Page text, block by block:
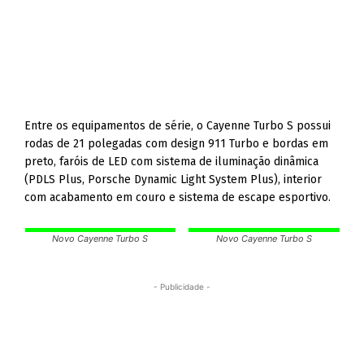
Entre os equipamentos de série, o Cayenne Turbo S possui
rodas de 21 polegadas com design 911 Turbo e bordas em
preto, faróis de LED com sistema de iluminação dinâmica
(PDLS Plus, Porsche Dynamic Light System Plus), interior
com acabamento em couro e sistema de escape esportivo.
Novo Cayenne Turbo S Novo Cayenne Turbo S
- Publicidade -